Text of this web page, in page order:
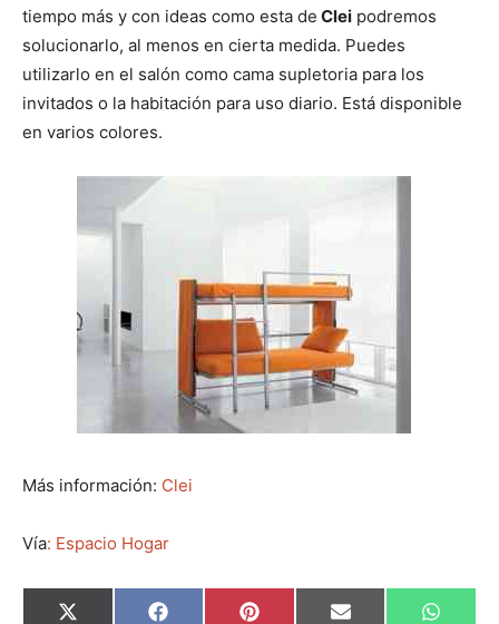
tiempo más y con ideas como esta de Clei podremos
solucionarlo, al menos en cierta medida. Puedes
utilizarlo en el salón como cama supletoria para los
invitados o la habitación para uso diario. Está disponible
en varios colores.
Más información: Clei
Vía: Espacio Hogar
CX CF CP CE CW